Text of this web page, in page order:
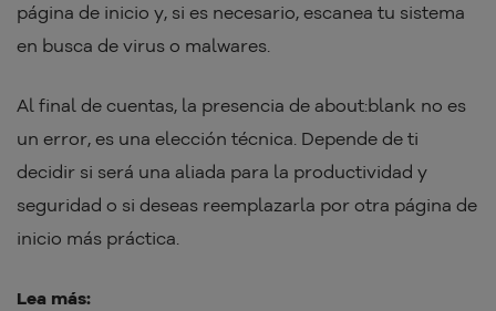
página de inicio y, si es necesario, escanea tu sistema
en busca de virus o malwares.
Al final de cuentas, la presencia de about:blank no es
un error, es una elección técnica. Depende de ti
decidir si será una aliada para la productividad y
seguridad o si deseas reemplazarla por otra página de
inicio más práctica.
Lea más: